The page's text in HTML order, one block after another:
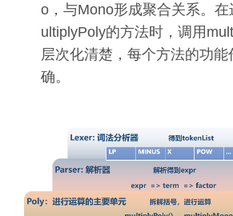
o，与Mono形成聚合关系。
ultiplyPoly的方法时，调用
层次化清楚，每个方法的功能
确。